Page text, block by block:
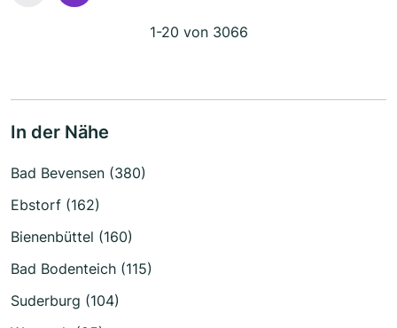
1-20 von 3066
In der Nähe
Bad Bevensen (380)
Ebstorf (162)
Bienenbüttel (160)
Bad Bodenteich (115)
Suderburg (104)